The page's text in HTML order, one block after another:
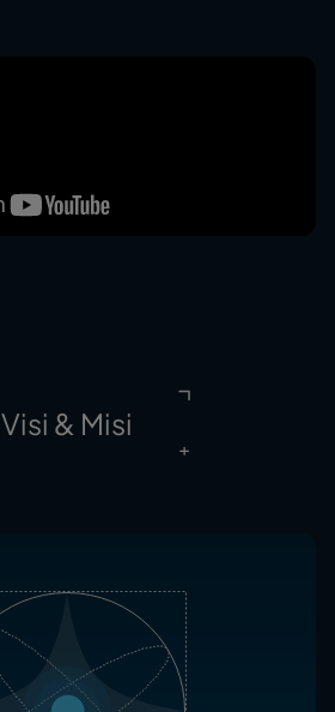
Visi & Misi